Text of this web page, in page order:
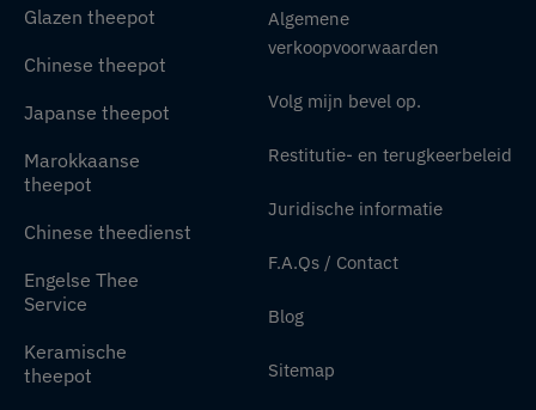
Glazen theepot
Chinese theepot
Japanse theepot
Marokkaanse
theepot
Chinese theedienst
Engelse Thee
Service
Keramische
theepot
Algemene
verkoopvoorwaarden
Volg mijn bevel op.
Restitutie- en terugkeerbeleid
Juridische informatie
F.A.Qs / Contact
Blog
Sitemap